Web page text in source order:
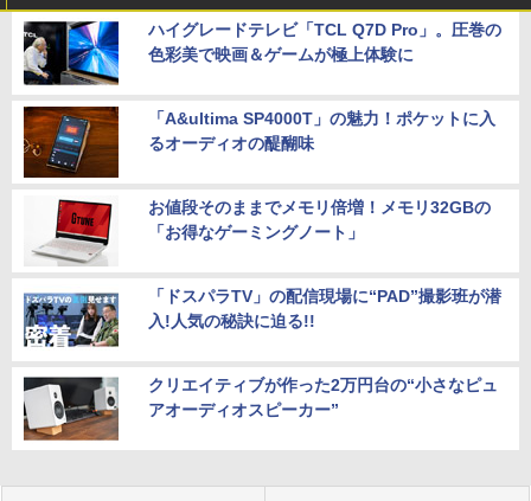
ハイグレードテレビ「TCL Q7D Pro」。圧巻の
色彩美で映画＆ゲームが極上体験に
「A&ultima SP4000T」の魅力！ポケットに入
るオーディオの醍醐味
お値段そのままでメモリ倍増！メモリ32GBの
「お得なゲーミングノート」
「ドスパラTV」の配信現場に“PAD”撮影班が潜
入!人気の秘訣に迫る!!
クリエイティブが作った2万円台の“小さなピュ
アオーディオスピーカー”